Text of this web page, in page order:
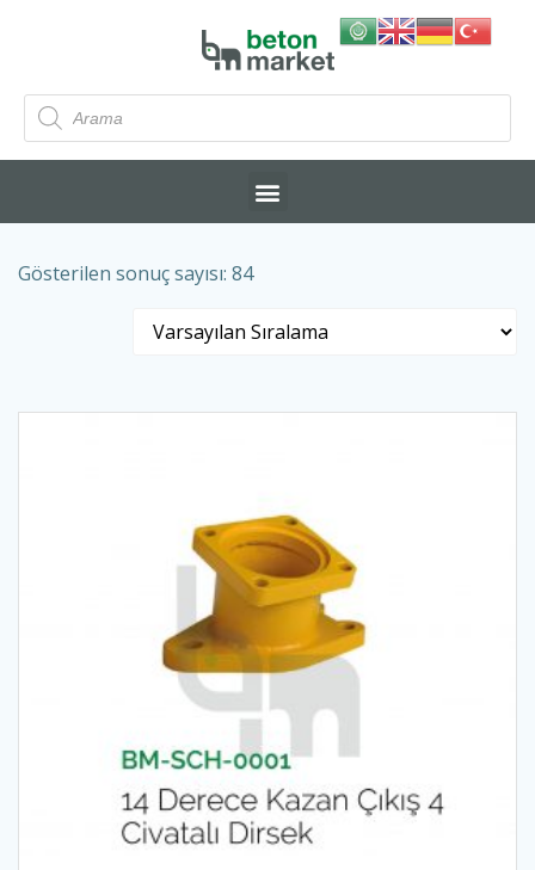
Gösterilen sonuç sayısı: 84